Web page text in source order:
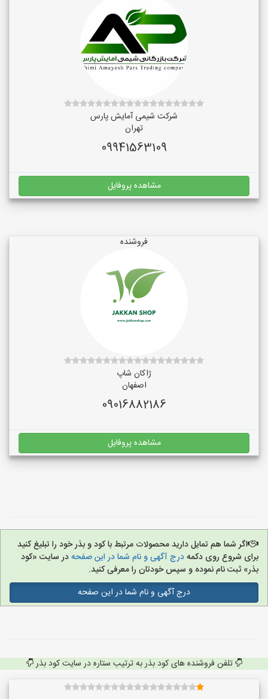
شرکت شیمی آمایش پارس
تهران
09941563109
مشاهده پروفایل
فروشنده
ژاکان شاپ
اصفهان
09016882186
مشاهده پروفایل
اگر شما هم تمایل دارید محصولات مرتبط با کود و بذر خود را تبلیغ کنید
برای شروع روی دکمهدرج آگهی و نام شما در این صفحهدر سایت «کود
بذر» ثبت نام نموده و سپس خودتان را معرفی کنید.
درج آگهی و نام شما در این صفحه
تلفن فروشنده های کود بذر به ترتیب ستاره در سایت کود بذر